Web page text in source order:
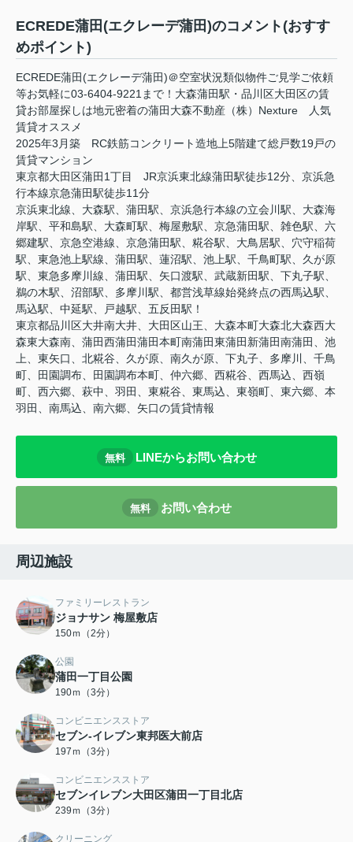
ECREDE蒲田(エクレーデ蒲田)のコメント(おすす
めポイント)
ECREDE蒲田(エクレーデ蒲田)＠空室状況類似物件ご見学ご依頼
等お気軽に03-6404-9221まで！大森蒲田駅・品川区大田区の賃
貸お部屋探しは地元密着の蒲田大森不動産（株）Nexture 人気
賃貸オススメ
2025年3月築 RC鉄筋コンクリート造地上5階建て総戸数19戸の
賃貸マンション
東京都大田区蒲田1丁目 JR京浜東北線蒲田駅徒歩12分、京浜急
行本線京急蒲田駅徒歩11分
京浜東北線、大森駅、蒲田駅、京浜急行本線の立会川駅、大森海
岸駅、平和島駅、大森町駅、梅屋敷駅、京急蒲田駅、雑色駅、六
郷建駅、京急空港線、京急蒲田駅、糀谷駅、大鳥居駅、穴守稲荷
駅、東急池上駅線、蒲田駅、蓮沼駅、池上駅、千鳥町駅、久が原
駅、東急多摩川線、蒲田駅、矢口渡駅、武蔵新田駅、下丸子駅、
鵜の木駅、沼部駅、多摩川駅、都営浅草線始発終点の西馬込駅、
馬込駅、中延駅、戸越駅、五反田駅！
東京都品川区大井南大井、大田区山王、大森本町大森北大森西大
森東大森南、蒲田西蒲田蒲田本町南蒲田東蒲田新蒲田南蒲田、池
上、東矢口、北糀谷、久が原、南久が原、下丸子、多摩川、千鳥
町、田園調布、田園調布本町、仲六郷、西糀谷、西馬込、西嶺
町、西六郷、萩中、羽田、東糀谷、東馬込、東嶺町、東六郷、本
羽田、南馬込、南六郷、矢口の賃貸情報
無料 LINEからお問い合わせ
無料 お問い合わせ
周辺施設
ファミリーレストラン
ジョナサン 梅屋敷店
150ｍ（2分）
公園
蒲田一丁目公園
190ｍ（3分）
コンビニエンスストア
セブン-イレブン東邦医大前店
197ｍ（3分）
コンビニエンスストア
セブンイレブン大田区蒲田一丁目北店
239ｍ（3分）
クリーニング